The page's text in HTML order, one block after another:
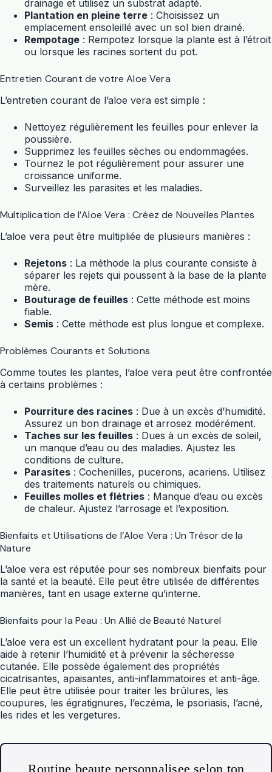
drainage et utilisez un substrat adapté.
Plantation en pleine terre : Choisissez un
emplacement ensoleillé avec un sol bien drainé.
Rempotage : Rempotez lorsque la plante est à l’étroit
ou lorsque les racines sortent du pot.
Entretien Courant de votre Aloe Vera
L’entretien courant de l’aloe vera est simple :
Nettoyez régulièrement les feuilles pour enlever la
poussière.
Supprimez les feuilles sèches ou endommagées.
Tournez le pot régulièrement pour assurer une
croissance uniforme.
Surveillez les parasites et les maladies.
Multiplication de l’Aloe Vera : Créez de Nouvelles Plantes
L’aloe vera peut être multipliée de plusieurs manières :
Rejetons : La méthode la plus courante consiste à
séparer les rejets qui poussent à la base de la plante
mère.
Bouturage de feuilles : Cette méthode est moins
fiable.
Semis : Cette méthode est plus longue et complexe.
Problèmes Courants et Solutions
Comme toutes les plantes, l’aloe vera peut être confrontée
à certains problèmes :
Pourriture des racines : Due à un excès d’humidité.
Assurez un bon drainage et arrosez modérément.
Taches sur les feuilles : Dues à un excès de soleil,
un manque d’eau ou des maladies. Ajustez les
conditions de culture.
Parasites : Cochenilles, pucerons, acariens. Utilisez
des traitements naturels ou chimiques.
Feuilles molles et flétries : Manque d’eau ou excès
de chaleur. Ajustez l’arrosage et l’exposition.
Bienfaits et Utilisations de l’Aloe Vera : Un Trésor de la
Nature
L’aloe vera est réputée pour ses nombreux bienfaits pour
la santé et la beauté. Elle peut être utilisée de différentes
manières, tant en usage externe qu’interne.
Bienfaits pour la Peau : Un Allié de Beauté Naturel
L’aloe vera est un excellent hydratant pour la peau. Elle
aide à retenir l’humidité et à prévenir la sécheresse
cutanée. Elle possède également des propriétés
cicatrisantes, apaisantes, anti-inflammatoires et anti-âge.
Elle peut être utilisée pour traiter les brûlures, les
coupures, les égratignures, l’eczéma, le psoriasis, l’acné,
les rides et les vergetures.
Routine beaute personnalisee selon ton